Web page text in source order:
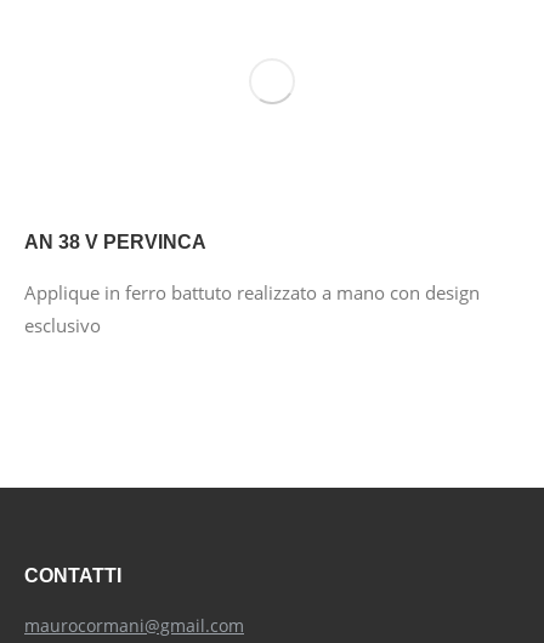
AN 38 V PERVINCA
Applique in ferro battuto realizzato a mano con design
esclusivo
CONTATTI
maurocormani@gmail.com